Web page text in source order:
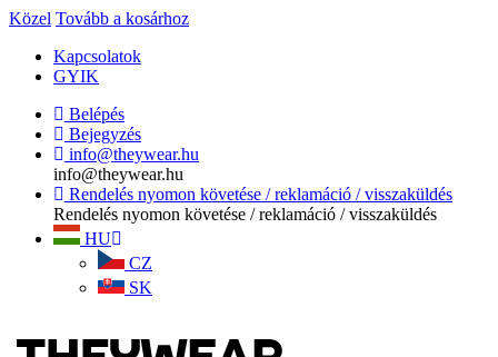
Közel Tovább a kosárhoz
Kapcsolatok
GYIK
Belépés
Bejegyzés
info@theywear.hu
info@theywear.hu
Rendelés nyomon követése / reklamáció / visszaküldés
Rendelés nyomon követése / reklamáció / visszaküldés
HU
CZ
SK